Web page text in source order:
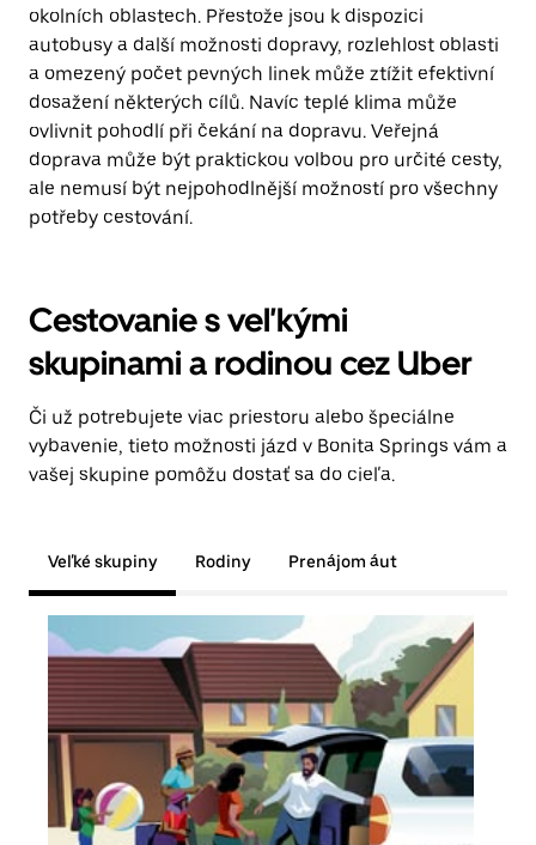
okolních oblastech. Přestože jsou k dispozici
autobusy a další možnosti dopravy, rozlehlost oblasti
a omezený počet pevných linek může ztížit efektivní
dosažení některých cílů. Navíc teplé klima může
ovlivnit pohodlí při čekání na dopravu. Veřejná
doprava může být praktickou volbou pro určité cesty,
ale nemusí být nejpohodlnější možností pro všechny
potřeby cestování.
Cestovanie s veľkými
skupinami a rodinou cez Uber
Či už potrebujete viac priestoru alebo špeciálne
vybavenie, tieto možnosti jázd v Bonita Springs vám a
vašej skupine pomôžu dostať sa do cieľa.
Veľké skupiny Rodiny Prenájom áut